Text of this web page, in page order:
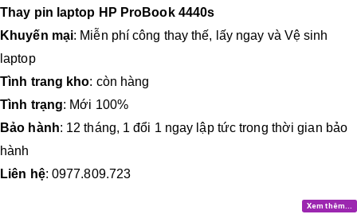
Thay pin laptop HP ProBook 4440s
Khuyến mại: Miễn phí công thay thế, lấy ngay và Vệ sinh
laptop
Tình trang kho: còn hàng
Tình trạng: Mới 100%
Bảo hành: 12 tháng, 1 đổi 1 ngay lập tức trong thời gian bảo
hành
Liên hệ: 0977.809.723
Xem thêm...